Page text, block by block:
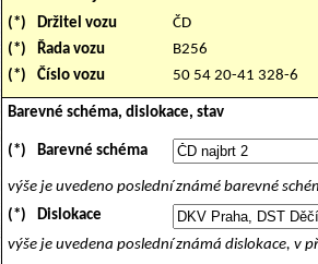
(*)
Držitel vozu
ČD
(*)
Řada vozu
B256
(*)
Číslo vozu 50 54 20-41 328-6
Barevné schéma, dislokace, stav
(*) Barevné schéma
výše je uvedeno poslední známé barevné
(*)
Dislokace
výše je uvedena poslední známá dislokace, v